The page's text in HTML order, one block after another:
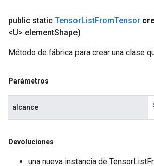
public static TensorListFromTensor
<U> elementShape)
Método de fábrica para crear una clase
Parámetros
alcance
Devoluciones
una nueva instancia de